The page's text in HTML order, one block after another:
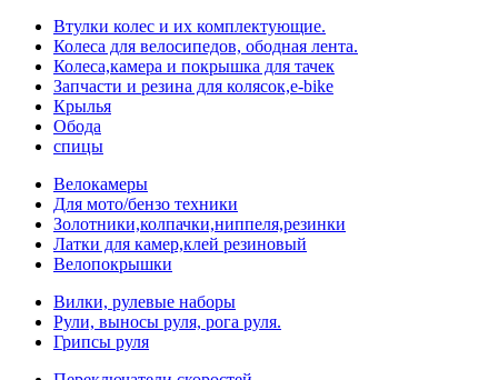
Втулки колес и их комплектующие.
Колеса для велосипедов, ободная лента.
Колеса,камера и покрышка для тачек
Запчасти и резина для колясок,e-bike
Крылья
Обода
спицы
Велокамеры
Для мото/бензо техники
Золотники,колпачки,ниппеля,резинки
Латки для камер,клей резиновый
Велопокрышки
Вилки, рулевые наборы
Рули, выносы руля, рога руля.
Грипсы руля